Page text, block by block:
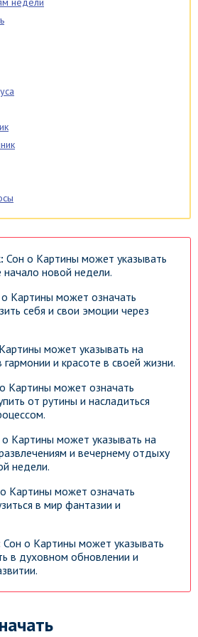
Сон о Картины может указывать
начало новой недели.
Картины может означать
себя и свои эмоции через
может указывать на
гармонии и красоте в своей жизни.
Картины может означать
от рутины и насладиться
Картины может указывать на
и вечернему отдыху
недели.
Картины может означать
в мир фантазии и
Сон о Картины может указывать
в духовном обновлении и